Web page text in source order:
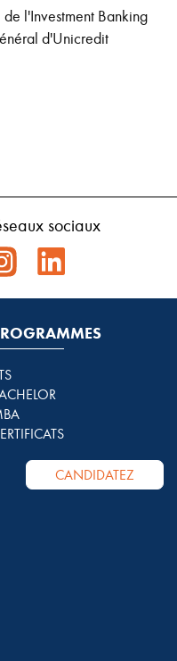
l'Investment Banking
d'Unicredit
sociaux
CANDIDATEZ